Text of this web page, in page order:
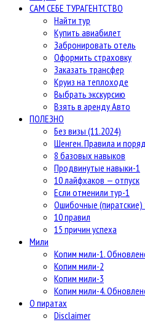
САМ СЕБЕ ТУРАГЕНТСТВО
Найти тур
Купить авиабилет
Забронировать отель
Оформить страховку
Заказать трансфер
Круиз на теплоходе
Выбрать экскурсию
Взять в аренду Авто
ПОЛЕЗНО
Без визы (11.2024)
Шенген. Правила и
8 базовых навыков
Продвинутые навыки-1
10 лайфхаков — отпуск
Если отменили тур-1
Ошибочные
10 правил
15 причин успеха
Мили
Копим мили-1.
Копим мили-2
Копим мили-3
Копим мили-4.
О пиратах
Disclaimer